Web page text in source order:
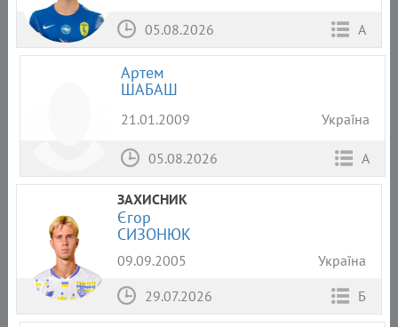
05.08.2026 А
Артем
ШАБАШ
21.01.2009 Україна
05.08.2026 А
ЗАХИСНИК
Єгор
СИЗОНЮК
09.09.2005
Україна
29.07.2026
Б